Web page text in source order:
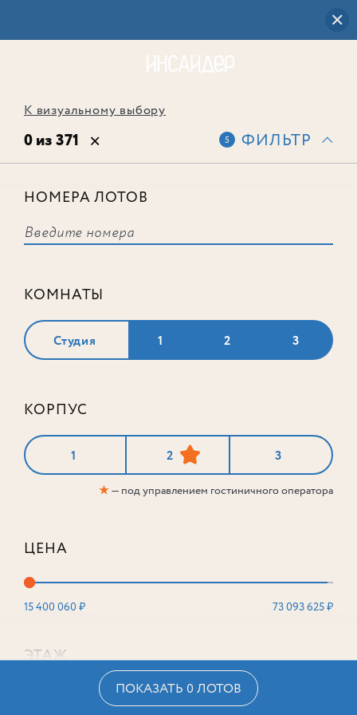
К визуальному выбору
0 из 371 5 ФИЛЬТР
НОМЕРА ЛОТОВ
КОМНАТЫ
Студия 1 2 3
КОРПУС
1 2 3
★— под управлением гостиничного оператора
ЦЕНА
15 400 060 ₽ 73 093 625 ₽
ЭТАЖ
ПОКАЗАТЬ 0 ЛОТОВ
соответствует ни одного лота